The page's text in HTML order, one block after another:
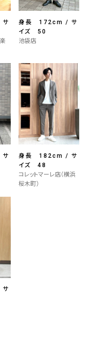
身長 172cm / サ
イズ 50
池袋店
身長 182cm / サ
イズ 48
コレットマーレ店（横浜
桜木町）